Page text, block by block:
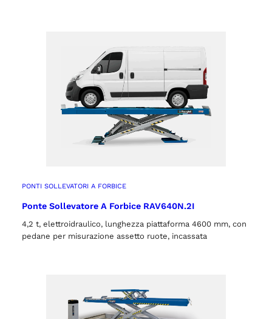
PONTI SOLLEVATORI A FORBICE
Ponte Sollevatore A Forbice RAV640N.2I
4,2 t, elettroidraulico, lunghezza piattaforma 4600 mm, con
pedane per misurazione assetto ruote, incassata